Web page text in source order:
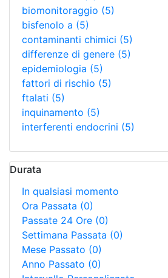
biomonitoraggio (5)
bisfenolo a (5)
contaminanti chimici (5)
differenze di genere (5)
epidemiologia (5)
fattori di rischio (5)
ftalati (5)
inquinamento (5)
interferenti endocrini (5)
Durata
In qualsiasi momento
Ora Passata (0)
Passate 24 Ore (0)
Settimana Passata (0)
Mese Passato (0)
Anno Passato (0)